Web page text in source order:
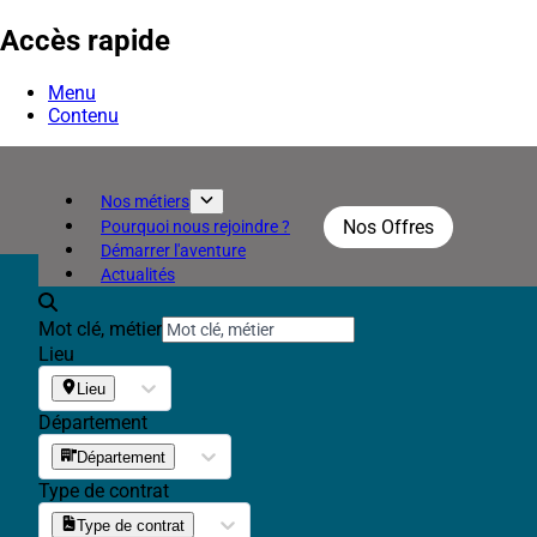
Accès rapide
Menu
Contenu
Nos métiers
Pourquoi nous rejoindre ?
Démarrer l'aventure
Actualités
Nos Offres
Mot clé, métier
Lieu
Lieu
Département
Département
Type de contrat
Type de contrat